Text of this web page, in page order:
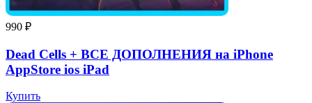
990 ₽
Dead Cells + ВСЕ ДОПОЛНЕНИЯ на iPhone
AppStore ios iPad
Купить